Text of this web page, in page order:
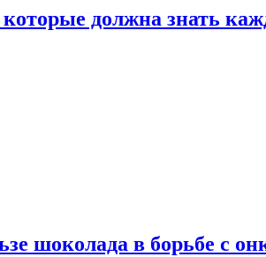
должна знать
шоколада в борьбе с